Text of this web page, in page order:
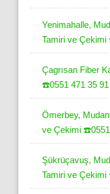
Yenimahalle,
Tamiri ve
Çagrısan Fiber
☎️0551 471 35 91
Ömerbey,
ve Çekimi
Şükrüçavuş,
Tamiri ve